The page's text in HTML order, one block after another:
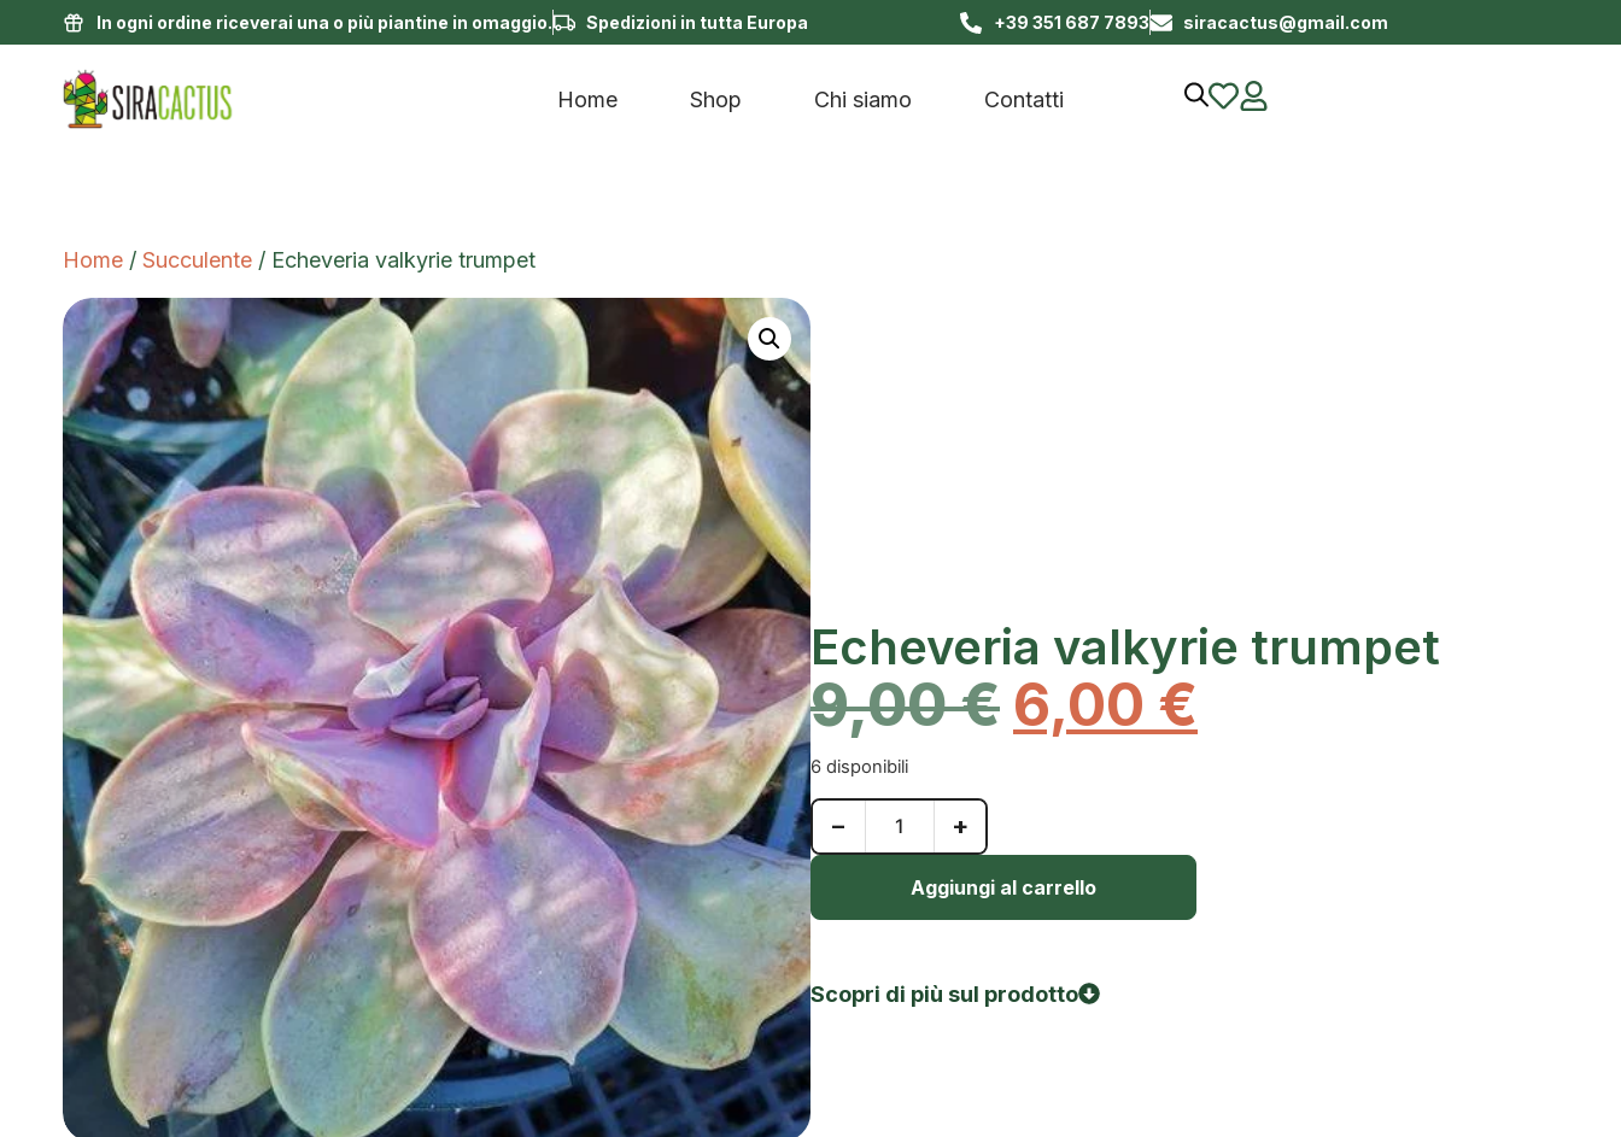
In ogni ordine riceverai una o più piantine in omaggio. Spedizioni in tutta Europa +39 351 687 7893 siracactus@gmail.com
Home Shop Chi siamo Contatti
Home / Succulente / Echeveria valkyrie trumpet
Echeveria valkyrie trumpet
9,00€ 6,00 €
6 disponibili
− +
Aggiungi al carrello
Scopri di più sul prodotto